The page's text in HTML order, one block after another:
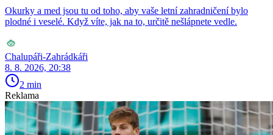
Okurky a med jsou tu od toho, aby vaše letní zahradničení bylo
plodné i veselé. Když víte, jak na to, určitě nešlápnete vedle.
Chalupáři-Zahrádkáři
8. 8. 2026, 20:38
2 min
Reklama